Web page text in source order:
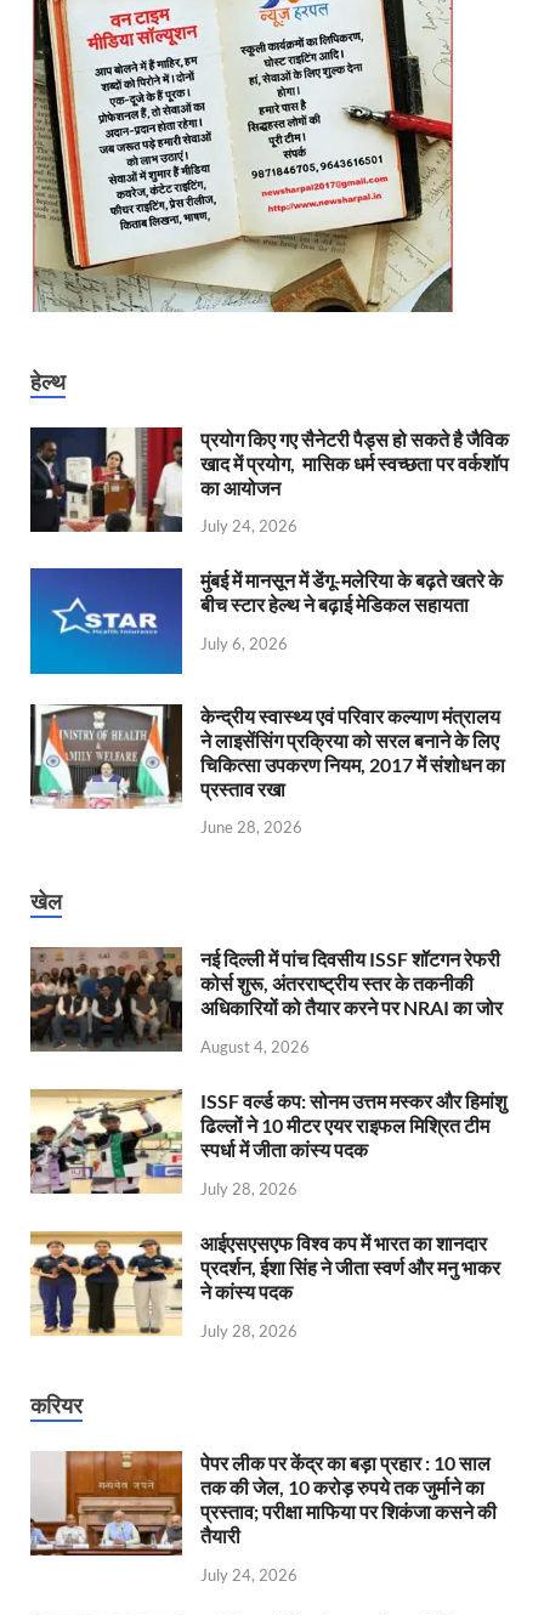
हेल्थ
प्रयोग किए गए सैनेटरी पैड्स हो सकते है जैविक
खाद में प्रयोग, मासिक धर्म स्वच्छता पर वर्कशॉप
का आयोजन
July 24, 2026
मुंबई में मानसून में डेंगू-मलेरिया के बढ़ते खतरे के
बीच स्टार हेल्थ ने बढ़ाई मेडिकल सहायता
July 6, 2026
केन्‍द्रीय स्वास्थ्य एवं परिवार कल्याण मंत्रालय
ने लाइसेंसिंग प्रक्रिया को सरल बनाने के लिए
चिकित्सा उपकरण नियम, 2017 में संशोधन का
प्रस्ताव रखा
June 28, 2026
खेल
नई दिल्ली में पांच दिवसीय ISSF शॉटगन रेफरी
कोर्स शुरू, अंतरराष्ट्रीय स्तर के तकनीकी
अधिकारियों को तैयार करने पर NRAI का जोर
August 4, 2026
ISSF वर्ल्ड कप: सोनम उत्तम मस्कर और हिमांशु
ढिल्लों ने 10 मीटर एयर राइफल मिश्रित टीम
स्पर्धा में जीता कांस्य पदक
July 28, 2026
आईएसएसएफ विश्व कप में भारत का शानदार
प्रदर्शन, ईशा सिंह ने जीता स्वर्ण और मनु भाकर
ने कांस्य पदक
July 28, 2026
करियर
पेपर लीक पर केंद्र का बड़ा प्रहार : 10 साल
तक की जेल, 10 करोड़ रुपये तक जुर्माने का
प्रस्ताव; परीक्षा माफिया पर शिकंजा कसने की
तैयारी
July 24, 2026